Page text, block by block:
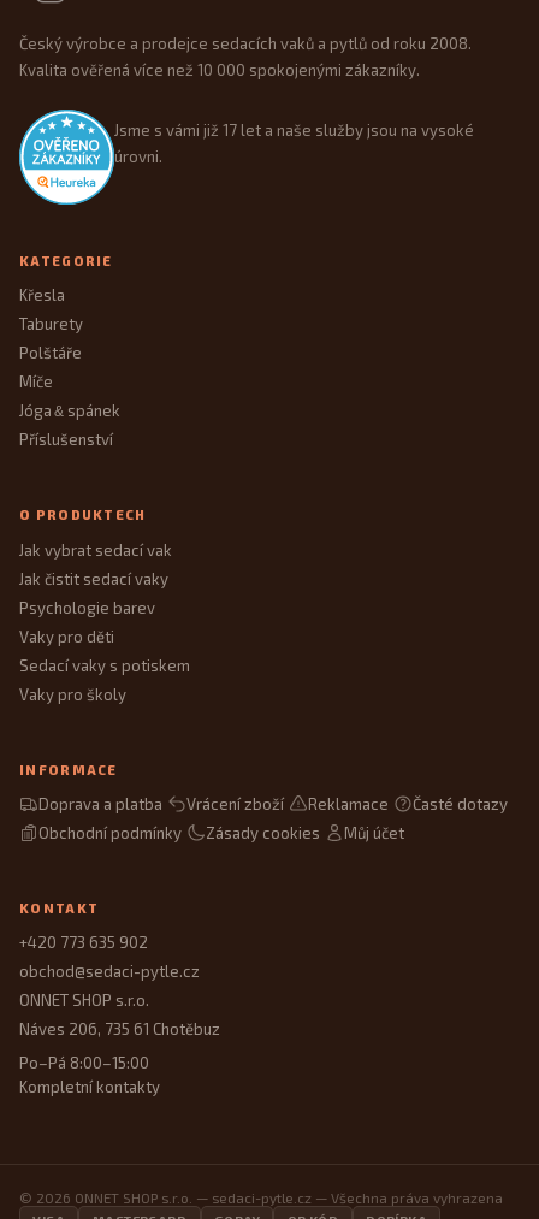
Český výrobce a prodejce sedacích vaků a pytlů od roku 2008.
Kvalita ověřená více než 10 000 spokojenými zákazníky.
Jsme s vámi již 17 let a naše služby jsou na vysoké
úrovni.
KATEGORIE
Křesla
Taburety
Polštáře
Míče
Jóga&spánek
Příslušenství
O PRODUKTECH
Jak vybrat sedací vak
Jak čistit sedací vaky
Psychologie barev
Vaky pro děti
Sedací vaky s potiskem
Vaky pro školy
INFORMACE
Doprava a platba Vrácení zboží Reklamace
Časté dotazy
Obchodní podmínky
Zásady cookies Můj účet
KONTAKT
+420 773 635 902
obchod@sedaci-pytle.cz
ONNET SHOP s.r.o.
Náves 206, 735 61 Chotěbuz
Po–Pá 8:00–15:00
Kompletní kontakty
© 2026 ONNET SHOP s.r.o. — sedaci-pytle.cz — Všechna práva vyhrazena